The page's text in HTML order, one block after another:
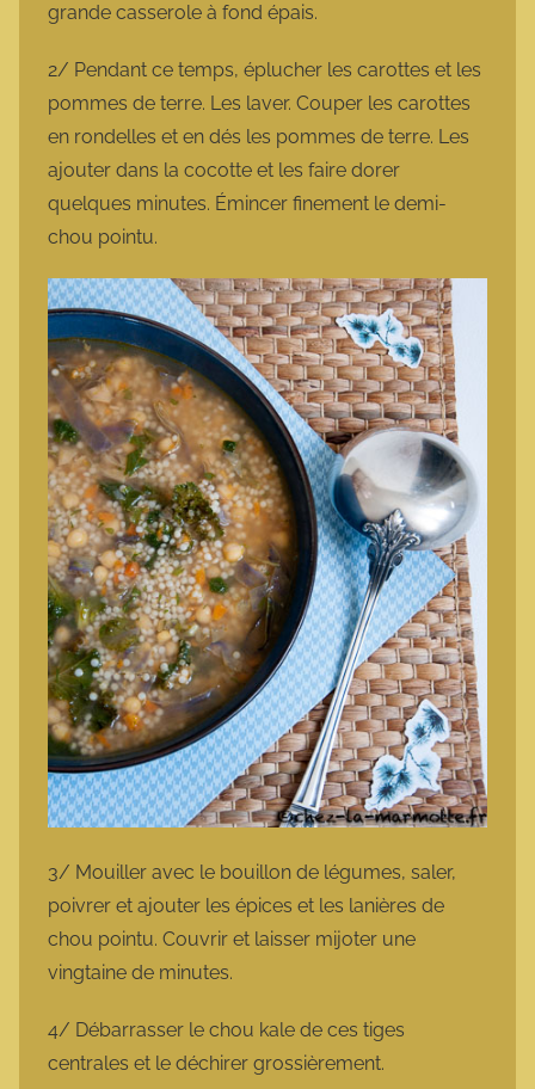
grande casserole à fond épais.
2/ Pendant ce temps, éplucher les carottes et les
pommes de terre. Les laver. Couper les carottes
en rondelles et en dés les pommes de terre. Les
ajouter dans la cocotte et les faire dorer
quelques minutes. Émincer finement le demi-
chou pointu.
3/ Mouiller avec le bouillon de légumes, saler,
poivrer et ajouter les épices et les lanières de
chou pointu. Couvrir et laisser mijoter une
vingtaine de minutes.
4/ Débarrasser le chou kale de ces tiges
centrales et le déchirer grossièrement.